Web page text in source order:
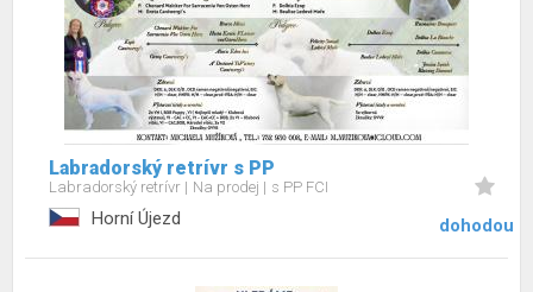
Labradorský retrívr s PP
Labradorský retrívr Na prodej s PP FCI
Horní Újezd dohodou